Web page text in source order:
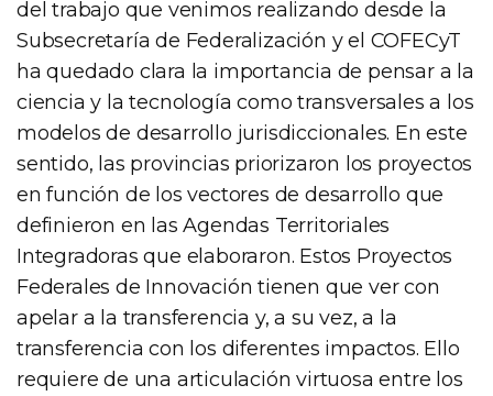
del trabajo que venimos realizando desde la
Subsecretaría de Federalización y el COFECyT
ha quedado clara la importancia de pensar a la
ciencia y la tecnología como transversales a los
modelos de desarrollo jurisdiccionales. En este
sentido, las provincias priorizaron los proyectos
en función de los vectores de desarrollo que
definieron en las Agendas Territoriales
Integradoras que elaboraron. Estos Proyectos
Federales de Innovación tienen que ver con
apelar a la transferencia y, a su vez, a la
transferencia con los diferentes impactos. Ello
requiere de una articulación virtuosa entre los